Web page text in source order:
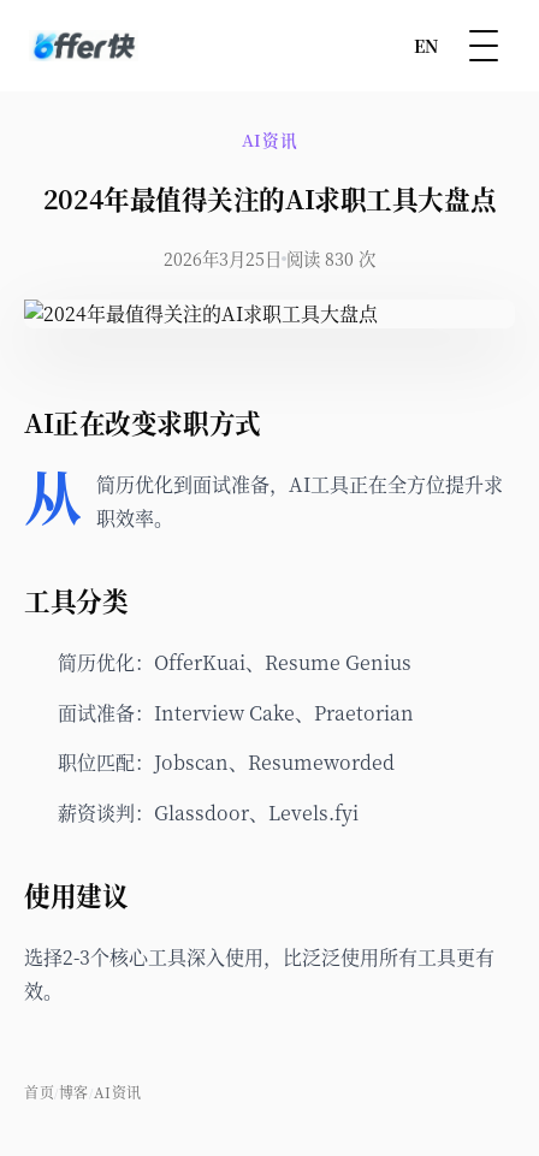
EN
AI资讯
2024年最值得关注的AI求职工具大盘点
2026年3月25日 阅读 830 次
AI正在改变求职方式
从 简历优化到面试准备，AI工具正在全方位提升求
职效率。
工具分类
简历优化：OfferKuai、Resume Genius
面试准备：Interview Cake、Praetorian
职位匹配：Jobscan、Resumeworded
薪资谈判：Glassdoor、Levels.fyi
使用建议
选择2-3个核心工具深入使用，比泛泛使用所有工具更有
效。
首页 博客 AI资讯